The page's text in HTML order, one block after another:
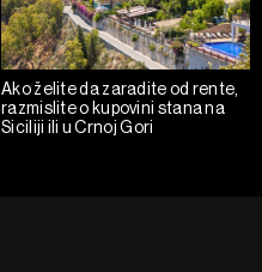
Ako želite da zaradite od rente,
razmislite o kupovini stana na
Siciliji ili u Crnoj Gori